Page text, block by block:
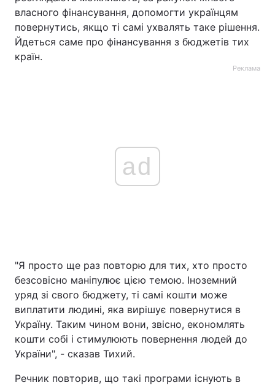
власного фінансування, допомогти українцям
повернутись, якщо ті самі ухвалять таке рішення.
Йдеться саме про фінансування з бюджетів тих
країн.
Реклама
ad
"Я просто ще раз повторю для тих, хто просто
безсовісно маніпулює цією темою. Іноземний
уряд зі свого бюджету, ті самі кошти може
виплатити людині, яка вирішує повернутися в
Україну. Таким чином вони, звісно, економлять
кошти собі і стимулюють повернення людей до
України", - сказав Тихий.
Речник повторив, що такі програми існують в